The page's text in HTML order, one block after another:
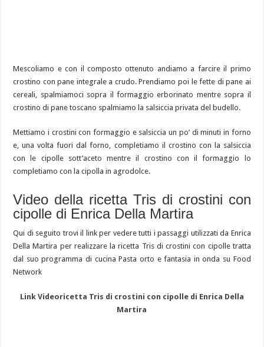
Mescoliamo e con il composto ottenuto andiamo a farcire il primo
crostino con pane integrale a crudo. Prendiamo poi le fette di pane ai
cereali, spalmiamoci sopra il formaggio erborinato mentre sopra il
crostino di pane toscano spalmiamo la salsiccia privata del budello.
Mettiamo i crostini con formaggio e salsiccia un po’ di minuti in forno
e, una volta fuori dal forno, completiamo il crostino con la salsiccia
con le cipolle sott’aceto mentre il crostino con il formaggio lo
completiamo con la cipolla in agrodolce.
Video della ricetta Tris di crostini con
cipolle di Enrica Della Martira
Qui di seguito trovi il link per vedere tutti i passaggi utilizzati da Enrica
Della Martira per realizzare la ricetta Tris di crostini con cipolle tratta
dal suo programma di cucina Pasta orto e fantasia in onda su Food
Network
Link Videoricetta Tris di crostini con cipolle di Enrica Della
Martira